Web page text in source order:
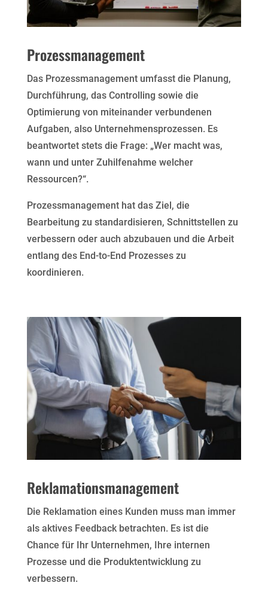
Prozessmanagement
Das Prozessmanagement umfasst die Planung,
Durchführung, das Controlling sowie die
Optimierung von miteinander verbundenen
Aufgaben, also Unternehmensprozessen. Es
beantwortet stets die Frage: „Wer macht was,
wann und unter Zuhilfenahme welcher
Ressourcen?“.
Prozessmanagement hat das Ziel, die
Bearbeitung zu standardisieren, Schnittstellen zu
verbessern oder auch abzubauen und die Arbeit
entlang des End-to-End Prozesses zu
koordinieren.
Reklamationsmanagement
Die Reklamation eines Kunden muss man immer
als aktives Feedback betrachten. Es ist die
Chance für Ihr Unternehmen, Ihre internen
Prozesse und die Produktentwicklung zu
verbessern.